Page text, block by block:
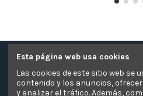
Contacte con nosotros
Información
Esta página web usa cookies
Las cookies de este sitio web se
contenido y los anuncios,
y analizar el tráfico. Además,